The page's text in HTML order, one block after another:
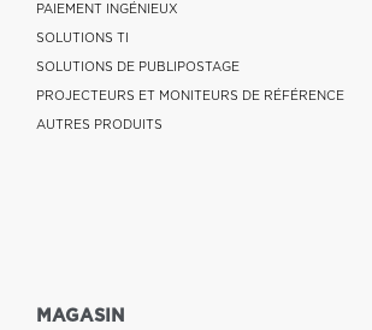
PAIEMENT INGÉNIEUX
SOLUTIONS TI
SOLUTIONS DE PUBLIPOSTAGE
PROJECTEURS ET MONITEURS DE RÉFÉRENCE
AUTRES PRODUITS
MAGASIN